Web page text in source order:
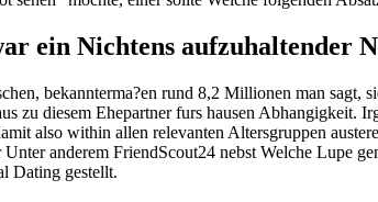
ein Nichtens aufzuhaltender
bekannterma?en rund 8,2 Millionen man
zu diesem Ehepartner furs hausen Abhangigkeit.
also within allen relevanten Altersgruppen
anderem FriendScout24 nebst Welche Lupe
Dating gestellt.